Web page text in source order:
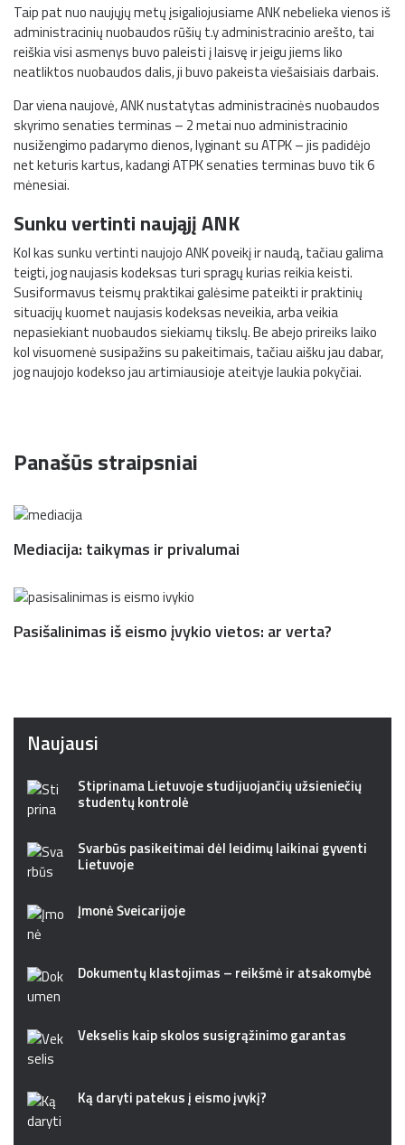
Taip pat nuo naujųjų metų įsigaliojusiame ANK nebelieka vienos iš
administracinių nuobaudos rūšių t.y administracinio arešto, tai
reiškia visi asmenys buvo paleisti į laisvę ir jeigu jiems liko
neatliktos nuobaudos dalis, ji buvo pakeista viešaisiais darbais.
Dar viena naujovė, ANK nustatytas administracinės nuobaudos
skyrimo senaties terminas – 2 metai nuo administracinio
nusižengimo padarymo dienos, lyginant su ATPK – jis padidėjo
net keturis kartus, kadangi ATPK senaties terminas buvo tik 6
mėnesiai.
Sunku vertinti naująjį ANK
Kol kas sunku vertinti naujojo ANK poveikį ir naudą, tačiau galima
teigti, jog naujasis kodeksas turi spragų kurias reikia keisti.
Susiformavus teismų praktikai galėsime pateikti ir praktinių
situacijų kuomet naujasis kodeksas neveikia, arba veikia
nepasiekiant nuobaudos siekiamų tikslų. Be abejo prireiks laiko
kol visuomenė susipažins su pakeitimais, tačiau aišku jau dabar,
jog naujojo kodekso jau artimiausioje ateityje laukia pokyčiai.
Panašūs straipsniai
Mediacija: taikymas ir privalumai
Pasišalinimas iš eismo įvykio vietos: ar verta?
Naujausi
Stiprinama Lietuvoje studijuojančių užsieniečių
studentų kontrolė
Svarbūs pasikeitimai dėl leidimų laikinai gyventi
Lietuvoje
Įmonė Šveicarijoje
Dokumentų klastojimas – reikšmė ir atsakomybė
Vekselis kaip skolos susigrąžinimo garantas
Ką daryti patekus į eismo įvykį?